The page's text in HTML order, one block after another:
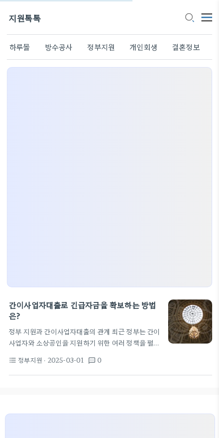
지원톡톡
하루몰 방수공사 정부지원 개인회생 결혼정보
간이사업자대출로 긴급자금을 확보하는 방법
은?
정부 지원과 간이사업자대출의 관계 최근 정부는 간이
사업자와 소상공인을 지원하기 위한 여러 정책을 펼치
자에게 많은 도움이 될 수 있습니다. 이 글에서는 정부
지원을 받으면서 간이사업자대출로 기업 자금을 조달
format_list_bulleted 정부지원 · 2025-03-01 textsms 0